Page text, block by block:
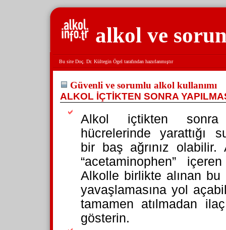
alkol ve
Bu site Doç. Dr. Kültegin Ögel tarafından hazırlanmıştır
Güvenli ve sorumlu alkol kullanımı
ALKOL İÇTİKTEN SONRA
Alkol içtikten
hücrelerinde yarattığı
bir baş ağrınız
“acetaminophen”
Alkolle birlikte alınan
yavaşlamasına yol
tamamen atılmadan
gösterin.